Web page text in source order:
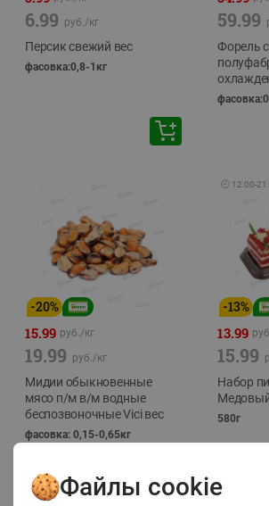
6.99 руб./кг
Персик свежий вес
фасовка:0,8-1кг
59.99
Форель
-20%
15.99 руб./кг
19.99 руб./кг
Мидии обыкновенные
мясо п/м в/м водные
беспозвоночные Vici вес
фасовка: 0,15-0,65кг
🕘 12:00-
-13%
13.99
15.99
Набор
Медовый
580г
Файлы cookie